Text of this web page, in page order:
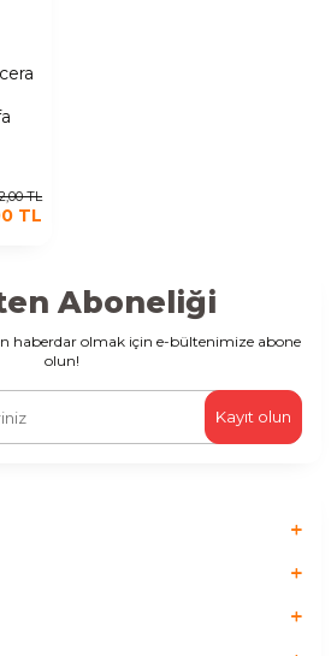
TL
TL
Aboneliği
haberdar olmak için e-bültenimize abone
olun!
Kayıt olun